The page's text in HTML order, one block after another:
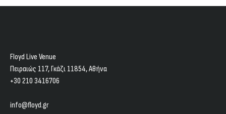
Floyd Live Venue
Πειραιώς 117, Γκάζι 11854, Aθήνα
+30 210 3416706
info@floyd.gr